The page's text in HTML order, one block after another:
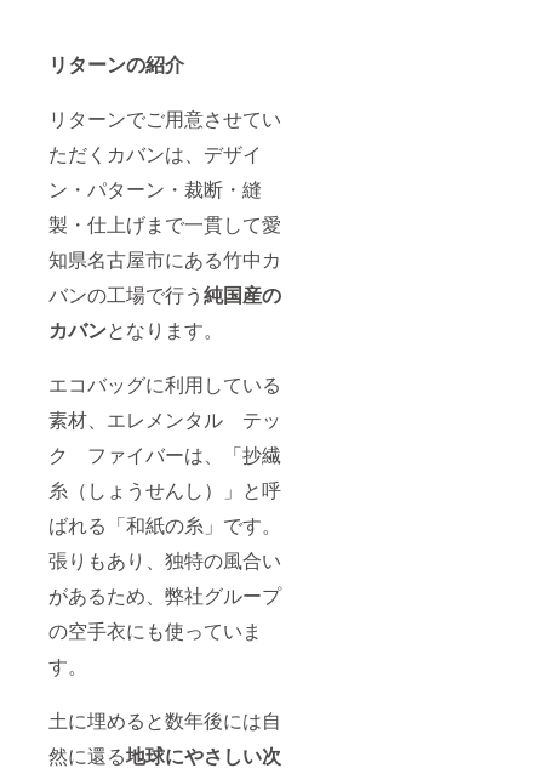
リターンの紹介
リターンでご用意させてい
ただくカバンは、デザイ
ン・パターン・裁断・縫
製・仕上げまで一貫して愛
知県名古屋市にある竹中カ
バンの工場で行う純国産の
カバンとなります。
エコバッグに利用している
素材、エレメンタル テッ
ク ファイバーは、「抄繊
糸（しょうせんし）」と呼
ばれる「和紙の糸」です。
張りもあり、独特の風合い
があるため、弊社グループ
の空手衣にも使っていま
す。
土に埋めると数年後には自
然に還る地球にやさしい次